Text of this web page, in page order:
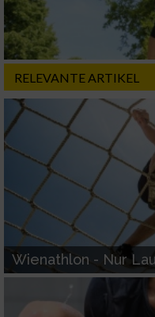
RELEVANTE ARTIKEL
Wienathlon - Nur